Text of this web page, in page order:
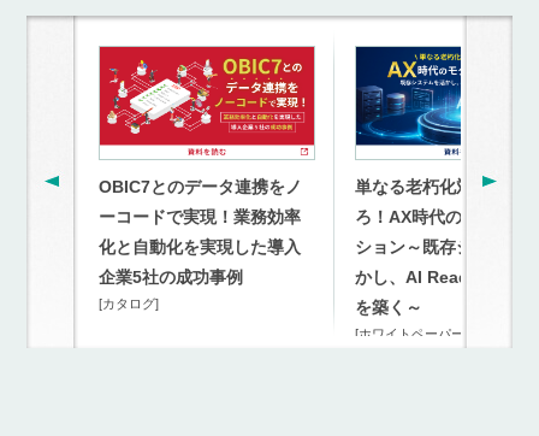
OBIC7とのデータ連携をノ
ーコードで実現！業務効率
化と自動化を実現した導入
企業5社の成功事例
[カタログ]
単なる老朽化対策を超
ろ！AX時代のモダナイ
ション～既存システム
かし、AI Readyな連携
を築く～
[ホワイトペーパー]